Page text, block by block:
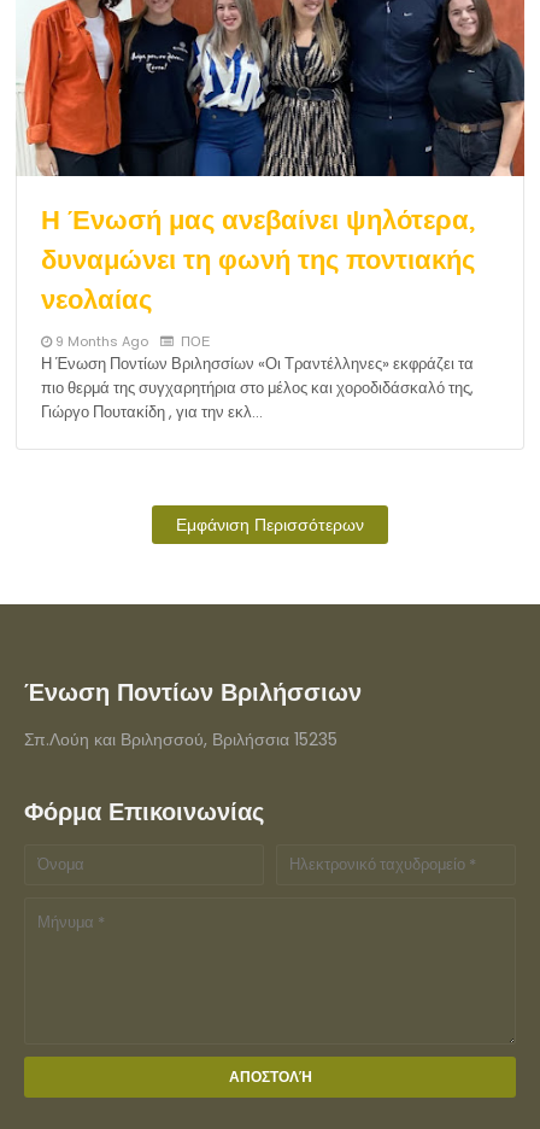
Η Ένωσή μας ανεβαίνει ψηλότερα,
δυναμώνει τη φωνή της ποντιακής
νεολαίας
9 Months Ago ΠΟΕ
Η Ένωση Ποντίων Βριλησσίων «Οι Τραντέλληνες» εκφράζει τα
πιο θερμά της συγχαρητήρια στο μέλος και χοροδιδάσκαλό της,
Γιώργο Πουτακίδη , για την εκλ…
Εμφάνιση Περισσότερων
Ένωση Ποντίων Βριλήσσιων
Σπ.Λούη και Βριλησσού, Βριλήσσια 15235
Φόρμα Επικοινωνίας